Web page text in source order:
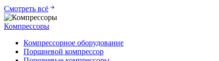
Смотреть всё
Компрессоры
Компрессорное оборудование
Поршневой компрессор